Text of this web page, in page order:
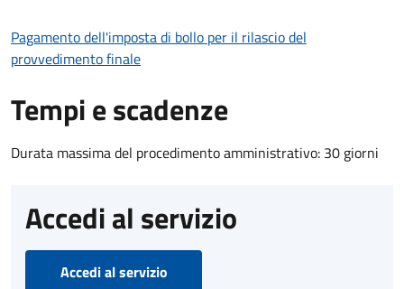
Pagamento dell'imposta di bollo per il rilascio del
provvedimento finale
Tempi e scadenze
Durata massima del procedimento amministrativo: 30 giorni
Accedi al servizio
Accedi al servizio